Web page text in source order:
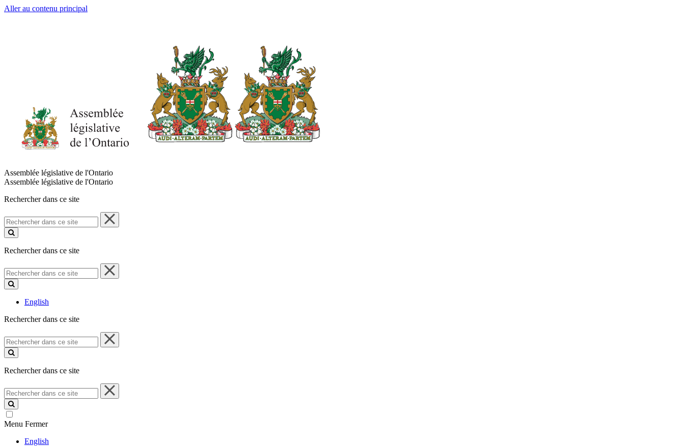
Aller au contenu principal
Assemblée législative de l'Ontario
Assemblée législative de l'Ontario
Rechercher dans ce site
Rechercher
dans
ce
Rechercher dans ce site
Rechercher
dans
ce
English
Rechercher dans ce site
Rechercher
dans
ce
Rechercher dans ce site
Rechercher
dans
ce
site
Menu Fermer
English